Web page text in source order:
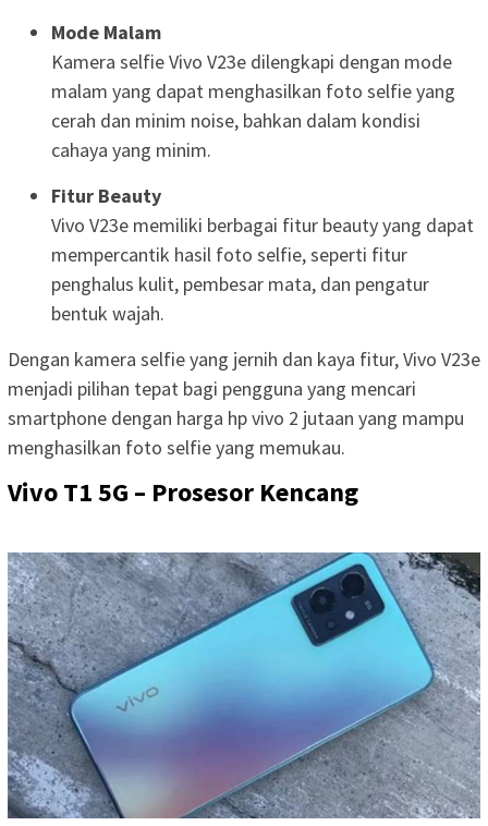
Mode Malam
Kamera selfie Vivo V23e dilengkapi dengan mode
malam yang dapat menghasilkan foto selfie yang
cerah dan minim noise, bahkan dalam kondisi
cahaya yang minim.
Fitur Beauty
Vivo V23e memiliki berbagai fitur beauty yang dapat
mempercantik hasil foto selfie, seperti fitur
penghalus kulit, pembesar mata, dan pengatur
bentuk wajah.
Dengan kamera selfie yang jernih dan kaya fitur, Vivo V23e
menjadi pilihan tepat bagi pengguna yang mencari
smartphone dengan harga hp vivo 2 jutaan yang mampu
menghasilkan foto selfie yang memukau.
Vivo T1 5G – Prosesor Kencang